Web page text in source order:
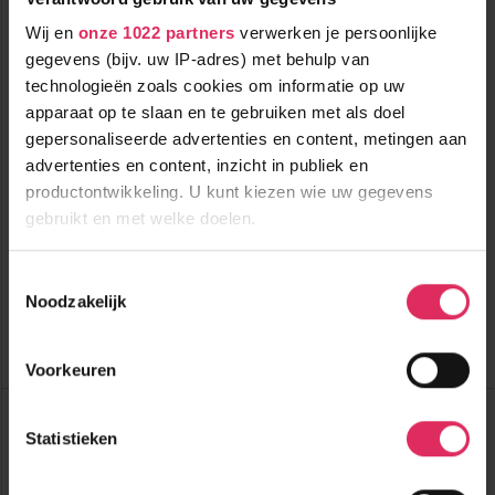
Wij en onze 1022 partners verwerken je persoonlijke
gegevens (bijv. uw IP-adres) met behulp van
technologieën zoals cookies om informatie op uw
apparaat op te slaan en te gebruiken met als doel
gepersonaliseerde advertenties en content, metingen aan
advertenties en content, inzicht in publiek en
productontwikkeling. U kunt kiezen wie uw gegevens
gebruikt en met welke doelen.
Informatie verzamelen over uw geografische
Uw apparaat identificeren door het actief te
scannen op specifieke eigenschappen (fingerprinting)
verwerkt en stel uw voorkeuren in het
detailgedeelte
in.
Noodzakelijk
Voorkeuren
Statistieken
Comfortabel chalet in Le Grand Bornand - Chinaillon voor
max. 14 personen aan de piste!
Prijzen winter
100m tot centrum